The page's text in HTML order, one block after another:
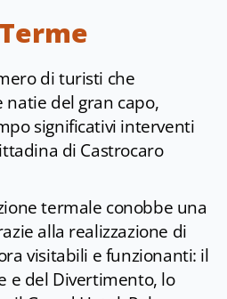
di turisti che
natie del gran capo,
significativi interventi
di Castrocaro
termale conobbe una
alla realizzazione di
visitabili e funzionanti: il
e del Divertimento, lo